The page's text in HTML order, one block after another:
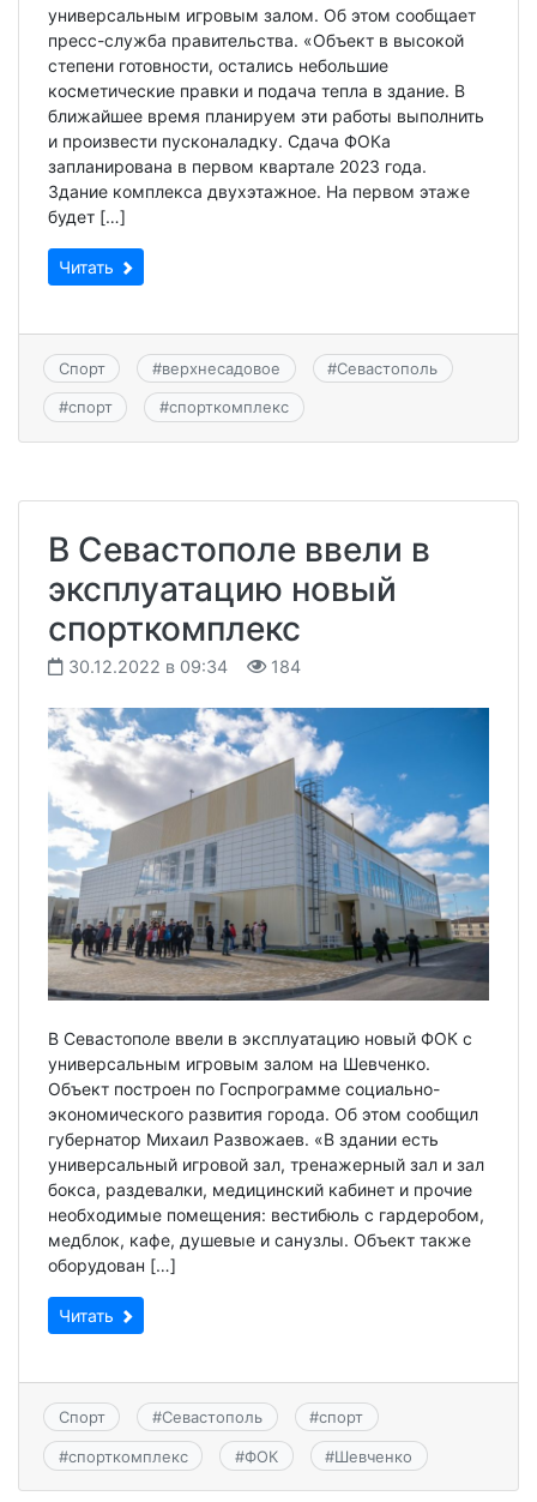
универсальным игровым залом. Об этом сообщает
пресс-служба правительства. «Объект в высокой
степени готовности, остались небольшие
косметические правки и подача тепла в здание. В
ближайшее время планируем эти работы выполнить
и произвести пусконаладку. Сдача ФОКа
запланирована в первом квартале 2023 года.
Здание комплекса двухэтажное. На первом этаже
будет […]
Читать
Спорт #верхнесадовое #Севастополь
#спорт #спорткомплекс
В Севастополе ввели в
эксплуатацию новый
спорткомплекс
30.12.2022 в 09:34 184
В Севастополе ввели в эксплуатацию новый ФОК с
универсальным игровым залом на Шевченко.
Объект построен по Госпрограмме социально-
экономического развития города. Об этом сообщил
губернатор Михаил Развожаев. «В здании есть
универсальный игровой зал, тренажерный зал и зал
бокса, раздевалки, медицинский кабинет и прочие
необходимые помещения: вестибюль с гардеробом,
медблок, кафе, душевые и санузлы. Объект также
оборудован […]
Читать
Спорт #Севастополь #спорт
#спорткомплекс #ФОК #Шевченко